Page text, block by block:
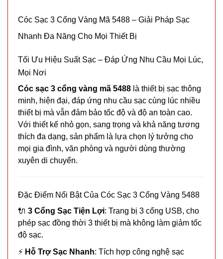
Cóc Sạc 3 Cổng Vàng Mã 5488 – Giải Pháp Sạc
Nhanh Đa Năng Cho Mọi Thiết Bị
Tối Ưu Hiệu Suất Sạc – Đáp Ứng Nhu Cầu Mọi Lúc,
Mọi Nơi
Cóc sạc 3 cổng vàng mã 5488 là thiết bị sạc thông
minh, hiện đại, đáp ứng nhu cầu sạc cùng lúc nhiều
thiết bị mà vẫn đảm bảo tốc độ và độ an toàn cao.
Với thiết kế nhỏ gọn, sang trọng và khả năng tương
thích đa dạng, sản phẩm là lựa chọn lý tưởng cho
mọi gia đình, văn phòng và người dùng thường
xuyên di chuyển.
Đặc Điểm Nổi Bật Của Cóc Sạc 3 Cổng Vàng 5488
🔌 3 Cổng Sạc Tiện Lợi: Trang bị 3 cổng USB, cho
phép sạc đồng thời 3 thiết bị mà không làm giảm tốc
độ sạc.
⚡ Hỗ Trợ Sạc Nhanh: Tích hợp công nghệ sạc